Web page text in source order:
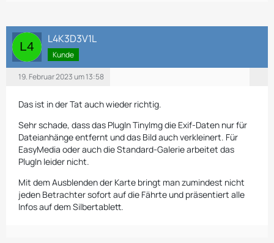
L4K3D3V1L
Kunde
19. Februar 2023 um 13:58
Das ist in der Tat auch wieder richtig.
Sehr schade, dass das PlugIn TinyImg die Exif-Daten nur für
Dateianhänge entfernt und das Bild auch verkleinert. Für
EasyMedia oder auch die Standard-Galerie arbeitet das
PlugIn leider nicht.
Mit dem Ausblenden der Karte bringt man zumindest nicht
jeden Betrachter sofort auf die Fährte und präsentiert alle
Infos auf dem Silbertablett.